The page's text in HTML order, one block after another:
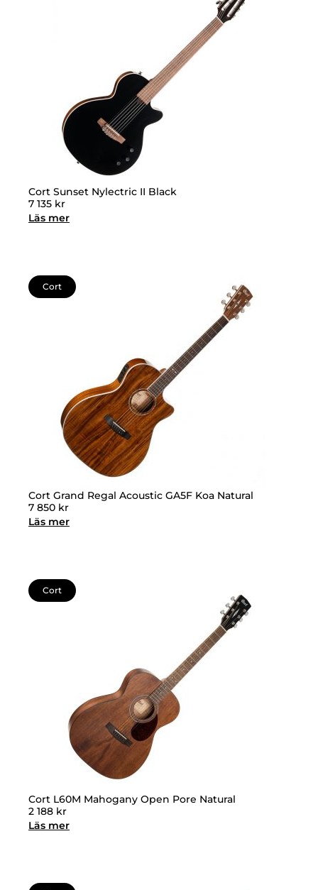
Cort Sunset Nylectric II Black
7 135 kr
Läs mer
Cort
Cort Grand Regal Acoustic GA5F Koa Natural
7 850 kr
Läs mer
Cort
Cort L60M Mahogany Open Pore Natural
2 188 kr
Läs mer